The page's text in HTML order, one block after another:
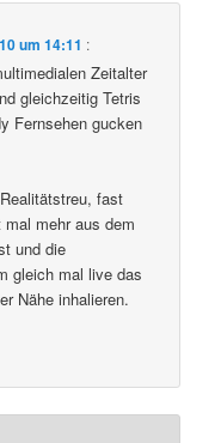
um 14:11 :
Zeitalter
gleichzeitig Tetris
Fernsehen gucken
fast
mehr aus dem
und die
gleich mal live das
Nähe inhalieren.